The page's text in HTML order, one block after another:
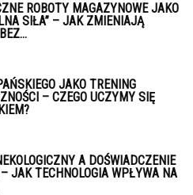
ROBOTY MAGAZYNOWE JAKO
SIŁA” – JAK ZMIENIAJĄ
JAKO TRENING
– CZEGO UCZYMY SIĘ
A DOŚWIADCZENIE
JAK TECHNOLOGIA WPŁYWA NA